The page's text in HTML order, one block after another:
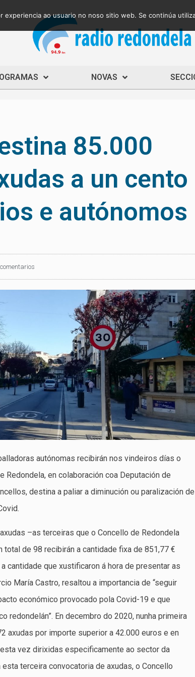
NOVAS
85.000
a un cento
e autónomos
autónomas recibirán nos vindeiros días o
Redondela, en colaboración coa Deputación de
destina a paliar a diminución ou paralización de
–as terceiras que o Concello de Redondela
de 98 recibirán a cantidade fixa de 851,77 €
cantidade que xustificaron á hora de presentar as
María Castro, resaltou a importancia de “seguir
económico provocado pola Covid-19 e que
redondelán”. En decembro do 2020, nunha primeira
axudas por importe superior a 42.000 euros e en
vez dirixidas especificamente ao sector da
terceira convocatoria de axudas, o Concello
experiencia ao usuario no noso sitio web. Se continúa